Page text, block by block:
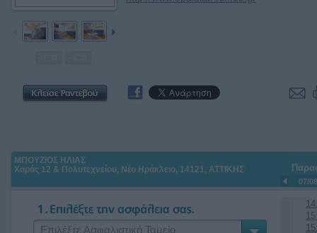
ΜΠΟΥΖΙΟΣ ΗΛΙΑΣ
Χαράς 12 & Πολυτεχνείου, Νέο Ηράκλειο, 14121, ΑΤΤΙΚΗΣ
Επιλέξτε Ασφαλιστικό Ταμείο
07/